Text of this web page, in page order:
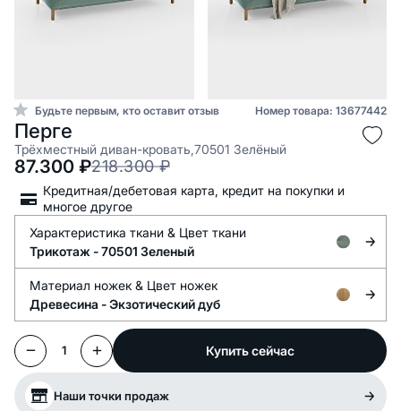
Будьте первым, кто оставит отзыв Номер товара: 13677442
Перге
Трёхместный диван-кровать,70501 Зелёный
218.300 ₽
87.300 ₽
Кредитная/дебетовая карта, кредит на покупки и
многое другое
Характеристика ткани & Цвет ткани
Трикотаж -70501 Зеленый
Материал ножек & Цвет ножек
Древесина -Экзотический дуб
1 Купить сейчас
Наши точки продаж